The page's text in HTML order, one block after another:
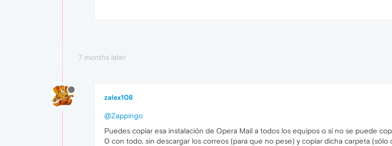
7 months later
zalex108
@Zappingo
Puedes copiar esa instalación de Opera Mail a todos los equipos o si no se puede
0 con todo, sin descargar los correos (para que no pese) y copiar dicha carpeta